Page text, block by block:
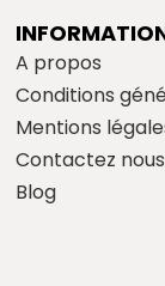
A propos
Conditions
Mentions
Contactez nous
Blog